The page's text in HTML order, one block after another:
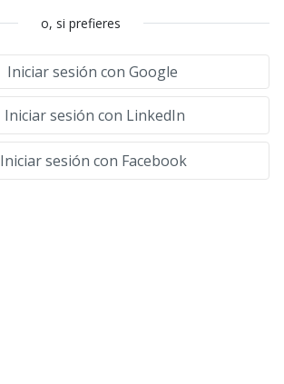
o, si prefieres
Iniciar sesión con Google
Iniciar sesión con LinkedIn
Iniciar sesión con Facebook